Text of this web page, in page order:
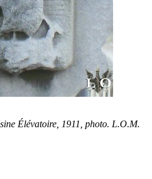
Élévatoire, 1911, photo. L.O.M.